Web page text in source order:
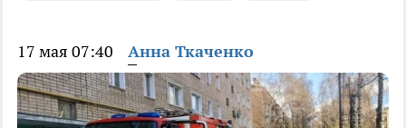
17 мая 07:40 Анна Ткаченко